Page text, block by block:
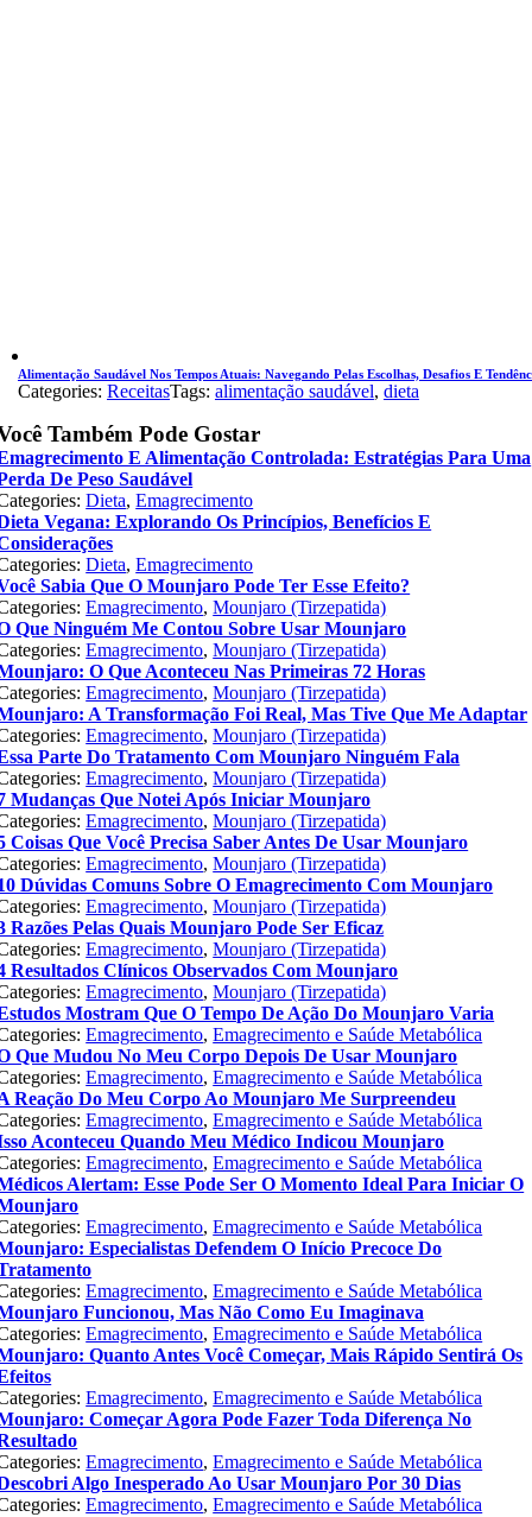
Alimentação Saudável Nos Tempos Atuais: Navegando Pelas Escolhas, Desafios E
Categories: ReceitasTags: alimentação saudável, dieta
Também Pode Gostar
E Alimentação Controlada: Estratégias Para Uma
De Peso Saudável
Dieta,Emagrecimento
Vegana: Explorando Os Princípios, Benefícios E
Dieta,Emagrecimento
Sabia Que O Mounjaro Pode Ter Esse Efeito?
Emagrecimento,Mounjaro (Tirzepatida)
Que Ninguém Me Contou Sobre Usar Mounjaro
Emagrecimento,Mounjaro (Tirzepatida)
O Que Aconteceu Nas Primeiras 72 Horas
Emagrecimento,Mounjaro (Tirzepatida)
A Transformação Foi Real, Mas Tive Que Me Adaptar
Emagrecimento,Mounjaro (Tirzepatida)
Parte Do Tratamento Com Mounjaro Ninguém Fala
Emagrecimento,Mounjaro (Tirzepatida)
Mudanças Que Notei Após Iniciar Mounjaro
Emagrecimento,Mounjaro (Tirzepatida)
Coisas Que Você Precisa Saber Antes De Usar Mounjaro
Emagrecimento,Mounjaro (Tirzepatida)
Dúvidas Comuns Sobre O Emagrecimento Com Mounjaro
Emagrecimento,Mounjaro (Tirzepatida)
Razões Pelas Quais Mounjaro Pode Ser Eficaz
Emagrecimento,Mounjaro (Tirzepatida)
Resultados Clínicos Observados Com Mounjaro
Emagrecimento,Mounjaro (Tirzepatida)
Mostram Que O Tempo De Ação Do Mounjaro Varia
Emagrecimento,Emagrecimento e Saúde Metabólica
Que Mudou No Meu Corpo Depois De Usar Mounjaro
Emagrecimento,Emagrecimento e Saúde Metabólica
Reação Do Meu Corpo Ao Mounjaro Me Surpreendeu
Emagrecimento,Emagrecimento e Saúde Metabólica
Aconteceu Quando Meu Médico Indicou Mounjaro
Emagrecimento,Emagrecimento e Saúde Metabólica
Alertam: Esse Pode Ser O Momento Ideal Para Iniciar O
Emagrecimento,Emagrecimento e Saúde Metabólica
Especialistas Defendem O Início Precoce Do
Emagrecimento,Emagrecimento e Saúde Metabólica
Funcionou, Mas Não Como Eu Imaginava
Emagrecimento,Emagrecimento e Saúde Metabólica
Quanto Antes Você Começar, Mais Rápido Sentirá Os
Emagrecimento,Emagrecimento e Saúde Metabólica
Começar Agora Pode Fazer Toda Diferença No
Emagrecimento,Emagrecimento e Saúde Metabólica
Algo Inesperado Ao Usar Mounjaro Por 30 Dias
Emagrecimento,Emagrecimento e Saúde Metabólica